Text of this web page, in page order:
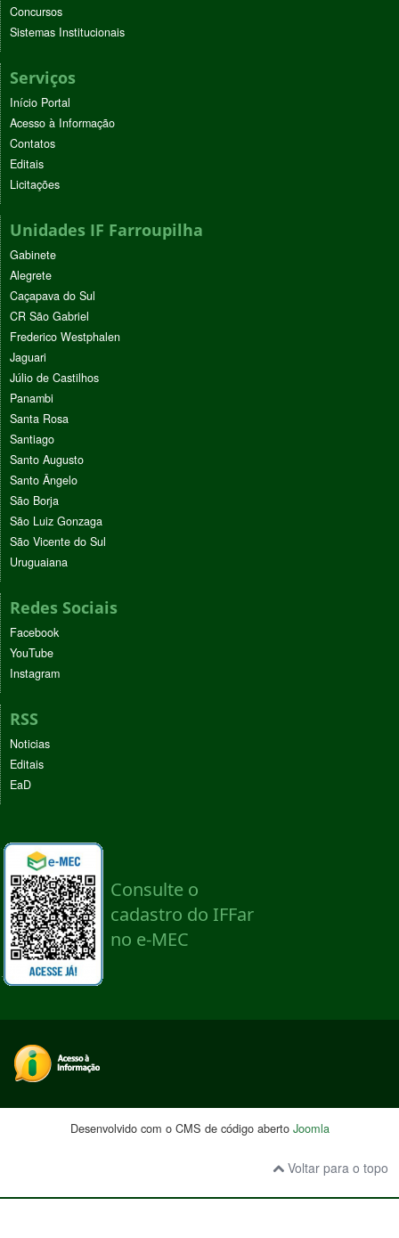
Concursos
Sistemas Institucionais
Serviços
Início Portal
Acesso à Informação
Contatos
Editais
Licitações
Unidades IF Farroupilha
Gabinete
Alegrete
Caçapava do Sul
CR São Gabriel
Frederico Westphalen
Jaguari
Júlio de Castilhos
Panambi
Santa Rosa
Santiago
Santo Augusto
Santo Ângelo
São Borja
São Luiz Gonzaga
São Vicente do Sul
Uruguaiana
Redes Sociais
Facebook
YouTube
Instagram
RSS
Noticias
Editais
EaD
Desenvolvido com o CMS de código aberto Joomla
Voltar para o topo